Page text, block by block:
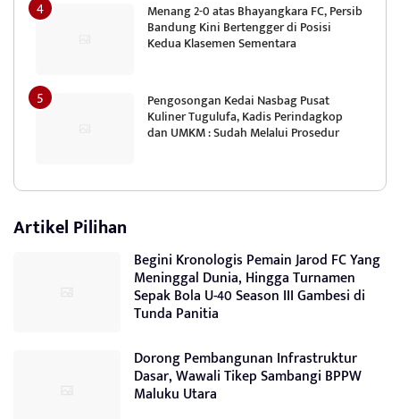
Menang 2-0 atas Bhayangkara FC, Persib
Bandung Kini Bertengger di Posisi
Kedua Klasemen Sementara
Pengosongan Kedai Nasbag Pusat
Kuliner Tugulufa, Kadis Perindagkop
dan UMKM : Sudah Melalui Prosedur
Artikel Pilihan
Begini Kronologis Pemain Jarod FC Yang
Meninggal Dunia, Hingga Turnamen
Sepak Bola U-40 Season III Gambesi di
Tunda Panitia
Dorong Pembangunan Infrastruktur
Dasar, Wawali Tikep Sambangi BPPW
Maluku Utara